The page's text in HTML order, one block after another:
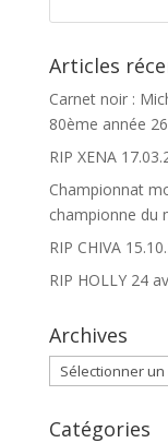
Articles
Carnet noir :
80ème année
RIP XENA
Championnat
championne du
RIP CHIVA
RIP HOLLY 24
Archives
Archives
Catégories